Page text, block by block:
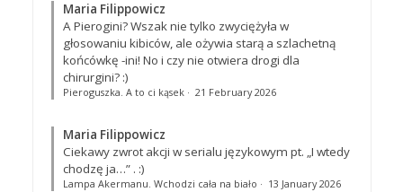
Maria Filippowicz
A Pierogini? Wszak nie tylko zwyciężyła w
głosowaniu kibiców, ale ożywia starą a szlachetną
końcówkę -ini! No i czy nie otwiera drogi dla
chirurgini? :)
Pieroguszka. A to ci kąsek· 21 February 2026
Maria Filippowicz
Ciekawy zwrot akcji w serialu językowym pt. „I wtedy
chodzę ja…”. :)
Lampa Akermanu. Wchodzi cała na biało · 13 January 2026